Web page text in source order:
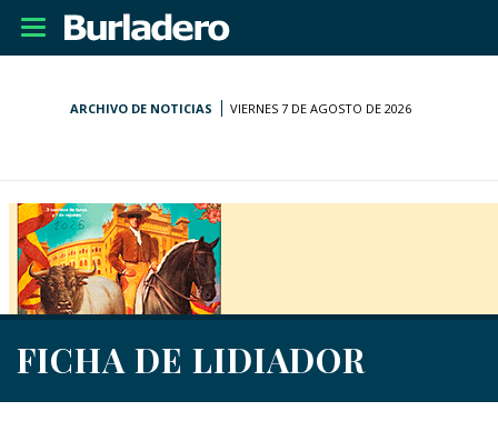
Desplegar
navegación
ARCHIVO DE NOTICIAS VIERNES 7 DE AGOSTO DE 2026
FICHA DE LIDIADOR